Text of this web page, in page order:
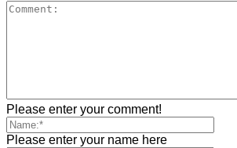
Please enter your comment!
Please enter your name here